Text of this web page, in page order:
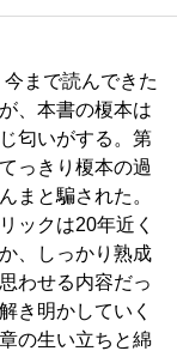
まで読んできた
、本書の榎本は
匂いがする。第
っきり榎本の過
まと騙された。
ックは20年近く
、しっかり熟成
わせる内容だっ
き明かしていく
の生い立ちと綿